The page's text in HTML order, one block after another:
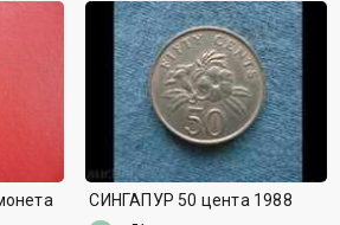
СИНГАПУР 50 цента 1988